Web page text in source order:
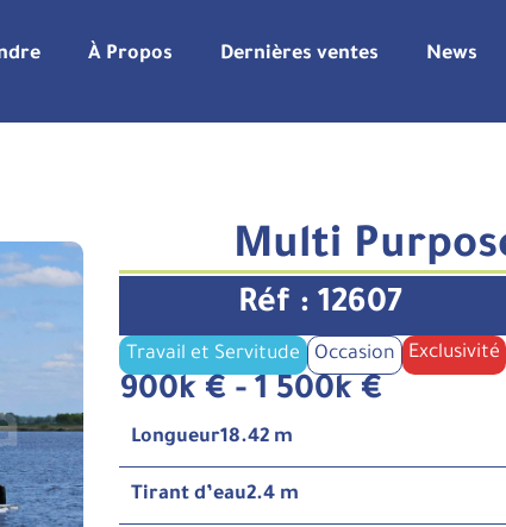
À Propos Dernières ventes News
Multi
Réf : 12607
Travail et Servitude Occasion Exclusivité
900k € - 1 500k €
Longueur18.42 m
Tirant d’eau2.4 m